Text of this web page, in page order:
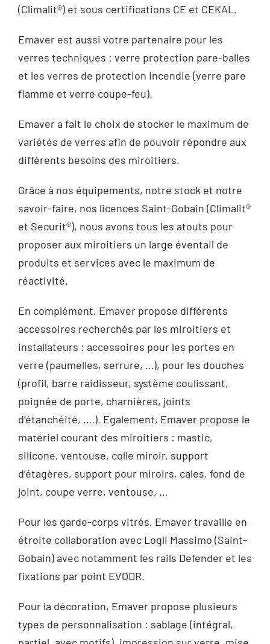
(Climalit®) et sous certifications CE et CEKAL.
Emaver est aussi votre partenaire pour les
verres techniques : verre protection pare-balles
et les verres de protection incendie (verre pare
flamme et verre coupe-feu).
Emaver a fait le choix de stocker le maximum de
variétés de verres afin de pouvoir répondre aux
différents besoins des miroitiers.
Grâce à nos équipements, notre stock et notre
savoir-faire, nos licences Saint-Gobain (Climalit®
et Securit®), nous avons tous les atouts pour
proposer aux miroitiers un large éventail de
produits et services avec le maximum de
réactivité.
En complément, Emaver propose différents
accessoires recherchés par les miroitiers et
installateurs : accessoires pour les portes en
verre (paumelles, serrure, …), pour les douches
(profil, barre raidisseur, système coulissant,
poignée de porte, charnières, joints
d’étanchéité, ….). Egalement, Emaver propose le
matériel courant des miroitiers : mastic,
silicone, ventouse, colle miroir, support
d’étagères, support pour miroirs, cales, fond de
joint, coupe verre, ventouse, …
Pour les garde-corps vitrés, Emaver travaille en
étroite collaboration avec Logli Massimo (Saint-
Gobain) avec notamment les rails Defender et les
fixations par point EVODR.
Pour la décoration, Emaver propose plusieurs
types de personnalisation : sablage (intégral,